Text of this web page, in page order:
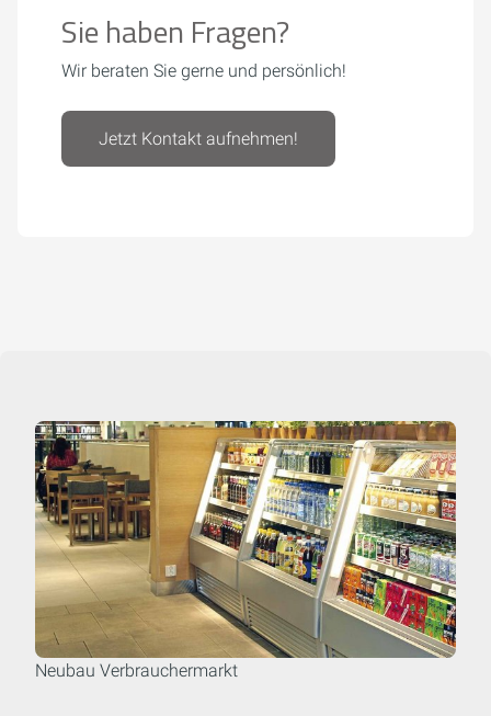
Sie haben Fragen?
Wir beraten Sie gerne und persönlich!
Jetzt Kontakt aufnehmen!
Neubau Verbrauchermarkt